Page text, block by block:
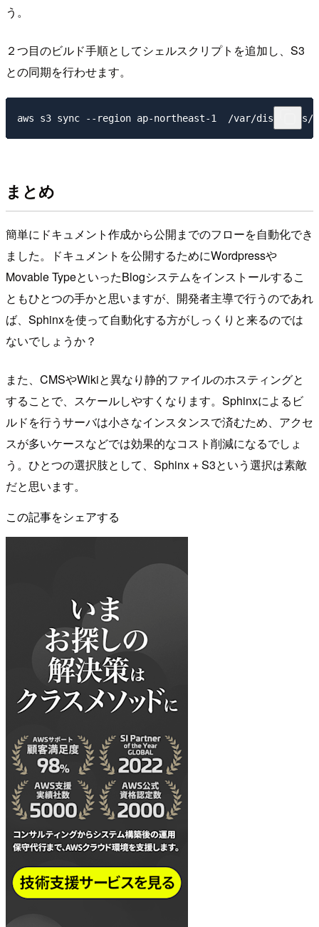
う。
２つ目のビルド手順としてシェルスクリプトを追加し、S3
との同期を行わせます。
まとめ
簡単にドキュメント作成から公開までのフローを自動化でき
ました。ドキュメントを公開するためにWordpressや
Movable TypeといったBlogシステムをインストールするこ
ともひとつの手かと思いますが、開発者主導で行うのであれ
ば、Sphinxを使って自動化する方がしっくりと来るのでは
ないでしょうか？
また、CMSやWikiと異なり静的ファイルのホスティングと
することで、スケールしやすくなります。Sphinxによるビ
ルドを行うサーバは小さなインスタンスで済むため、アクセ
スが多いケースなどでは効果的なコスト削減になるでしょ
う。ひとつの選択肢として、Sphinx + S3という選択は素敵
だと思います。
この記事をシェアする